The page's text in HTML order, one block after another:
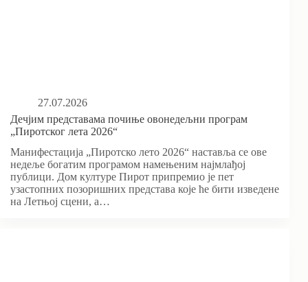
27.07.2026
Дечјим представама почиње овонедељни програм
„Пиротског лета 2026“
Манифестација „Пиротско лето 2026“ наставља се ове
недеље богатим програмом намењеним најмлађој
публици. Дом културе Пирот припремио је пет
узастопних позоришних представа које ће бити изведене
на Летњој сцени, а…